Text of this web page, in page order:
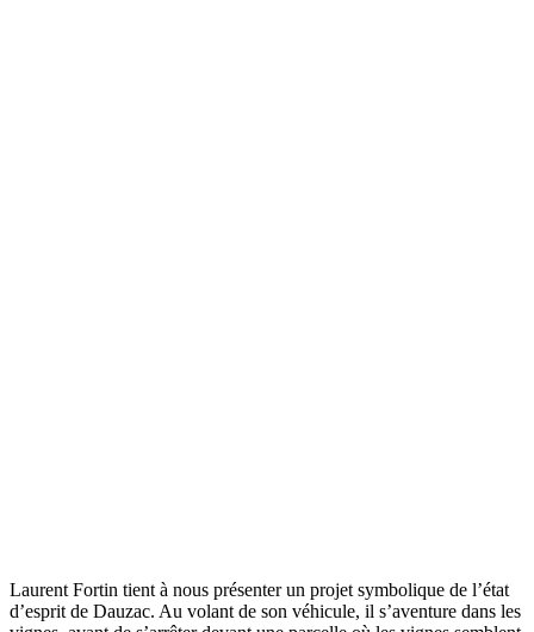
Laurent Fortin tient à nous présenter un projet symbolique de l’état
d’esprit de Dauzac. Au volant de son véhicule, il s’aventure dans les